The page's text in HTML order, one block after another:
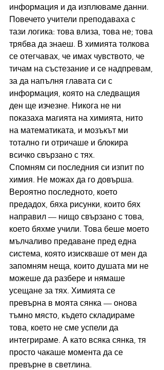
информация и да изплюваме данни.
Повечето учители преподаваха с
тази логика: това влиза, това не; това
трябва да знаеш. В химията толкова
се отегчавах, че имах чувството, че
тичам на състезание и се надпревам,
за да напълня главата си с
информация, която на следващия
ден ще изчезне. Никога не ни
показаха магията на химията, нито
на математиката, и мозъкът ми
тотално ги отричаше и блокира
всичко свързано с тях.
Спомням си последния си изпит по
химия. Не можах да го довърша.
Вероятно последното, което
предадох, бяха рисунки, които бях
направил — нищо свързано с това,
което бяхме учили. Това беше моето
мълчаливо предаване пред една
система, която изискваше от мен да
запомням неща, които душата ми не
можеше да разбере и нямаше
усещане за тях. Химията се
превърна в моята сянка — онова
тъмно място, където складираме
това, което не сме успели да
интегрираме. А като всяка сянка, тя
просто чакаше момента да се
превърне в светлина.